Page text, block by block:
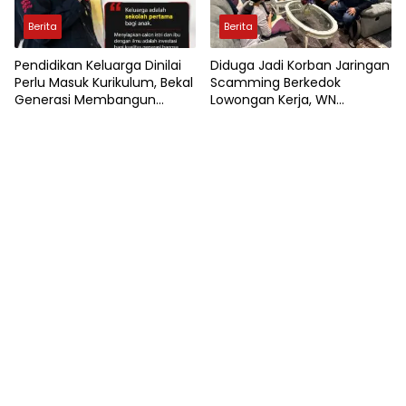
Berita
Pendidikan Keluarga Dinilai
Perlu Masuk Kurikulum, Bekal
Generasi Membangun
Berita
Diduga Jadi Korban Jaringan
Scamming Berkedok
Lowongan Kerja, WN